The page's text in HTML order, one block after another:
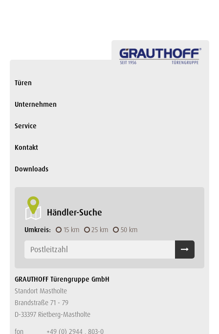
Türen
Unternehmen
Service
Kontakt
Downloads
Händler-Suche
Umkreis: 15 km 25 km 50 km
GRAUTHOFF Türengruppe GmbH
Standort Mastholte
Brandstraße 71 - 79
D-33397 Rietberg-Mastholte
fon
+49 (0) 2944 . 803-0